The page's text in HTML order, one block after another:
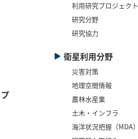
利用研究プロジェクト
研究分野
研究協力
衛星利用分野
災害対策
地理空間情報
農林水産業
土木・インフラ
海洋状況把握（MDA）